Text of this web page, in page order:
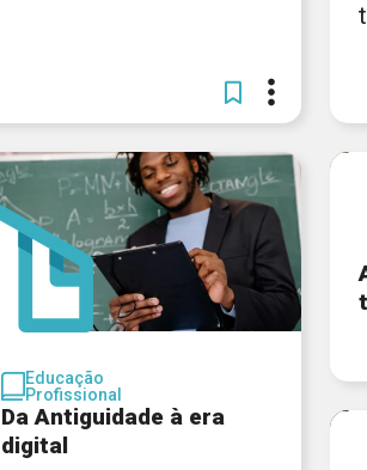
Educação
Profissional
Da Antiguidade à era
digital